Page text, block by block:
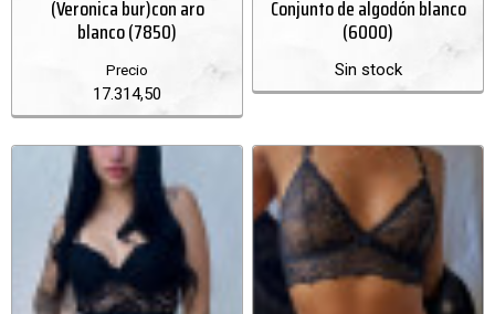
(Veronica bur)con aro
blanco (7850)
Precio
17.314,50
Conjunto de algodón blanco
(6000)
Sin stock